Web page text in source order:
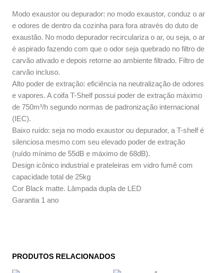
Modo exaustor ou depurador: no modo exaustor, conduz o ar
e odores de dentro da cozinha para fora através do duto de
exaustão. No modo depurador recirculariza o ar, ou seja, o ar
é aspirado fazendo com que o odor seja quebrado no filtro de
carvão ativado e depois retorne ao ambiente filtrado. Filtro de
carvão incluso.
Alto poder de extração: eficiência na neutralização de odores
e vapores. A coifa T-Shelf possui poder de extração máximo
de 750m³/h segundo normas de padronização internacional
(IEC).
Baixo ruído: seja no modo exaustor ou depurador, a T-shelf é
silenciosa mesmo com seu elevado poder de extração
(ruído mínimo de 55dB e máximo de 68dB).
Design icônico industrial e prateleiras em vidro fumê com
capacidade total de 25kg
Cor Black matte. Lâmpada dupla de LED
Garantia 1 ano
PRODUTOS RELACIONADOS